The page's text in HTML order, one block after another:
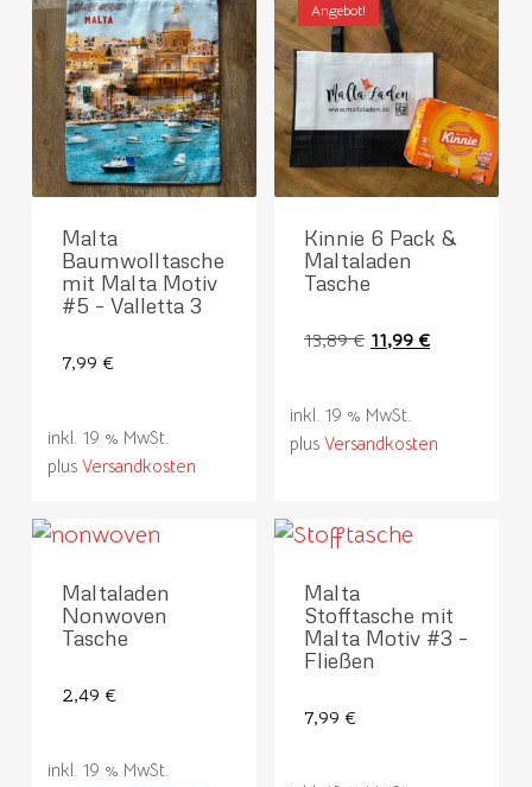
Malta
Baumwolltasche
mit Malta Motiv
#5 – Valletta 3
7,99 €
inkl. 19 % MwSt.
plus Versandkosten
Angebot!
Kinnie 6 Pack &
Maltaladen
Tasche
13,89€ Ursprünglicher
war:
13,89 €
11,99€Aktueller
11,99 €.
inkl. 19 % MwSt.
plusVersandkosten
Maltaladen
Nonwoven
Tasche
2,49 €
inkl. 19 % MwSt.
Malta
Stofftasche mit
Malta Motiv #3 –
Fließen
7,99 €